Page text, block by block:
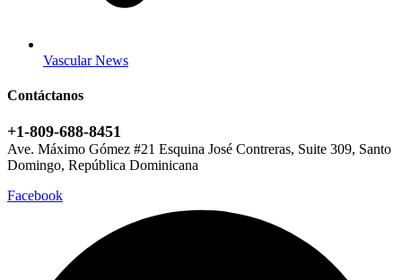
Vascular News
Contáctanos
+1-809-688-8451
Ave. Máximo Gómez #21 Esquina José Contreras, Suite 309, Santo
Domingo, República Dominicana
Facebook